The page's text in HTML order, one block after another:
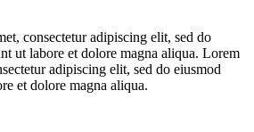
consectetur adipiscing elit, sed do
ut labore et dolore magna aliqua. Lorem
adipiscing elit, sed do eiusmod
et dolore magna aliqua.